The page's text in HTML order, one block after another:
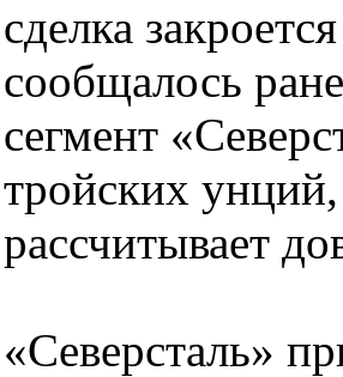
сделка
сообщалось
сегмент
тройских
рассчитывает
«Северсталь»